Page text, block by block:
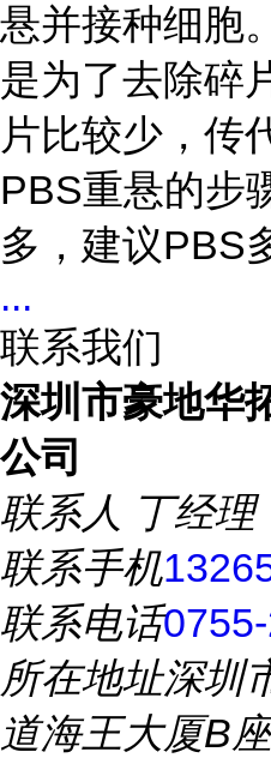
悬并接种细胞
是为了去除碎
片比较少，传
PBS重悬的步
多，建议PBS
...
联系我们
深圳市豪地华
公司
联系人 丁经理
联系手机
联系电话
所在地址深圳
道海王大厦B